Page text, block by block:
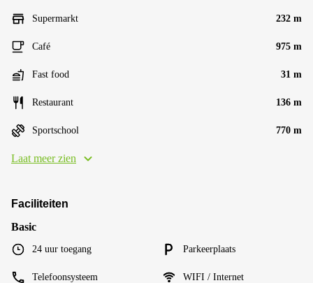
Supermarkt 232 m
Café 975 m
Fast food 31 m
Restaurant 136 m
Sportschool 770 m
Laat meer zien
Faciliteiten
Basic
24 uur toegang Parkeerplaats
Telefoonsysteem WIFI / Internet